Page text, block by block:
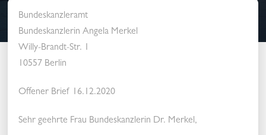
Bundeskanzleramt
Bundeskanzlerin Angela Merkel
Willy-Brandt-Str. 1
10557 Berlin
Offener Brief 16.12.2020
Sehr geehrte Frau Bundeskanzlerin Dr. Merkel,